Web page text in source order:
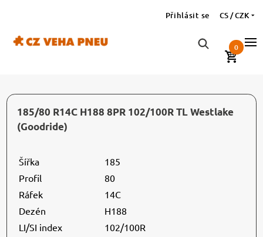
Přihlásit se CS / CZK
0
185/80 R14C H188 8PR 102/100R TL Westlake
(Goodride)
Šířka
185
Profil
80
Ráfek
14C
Dezén
H188
LI/SI index
102/100R